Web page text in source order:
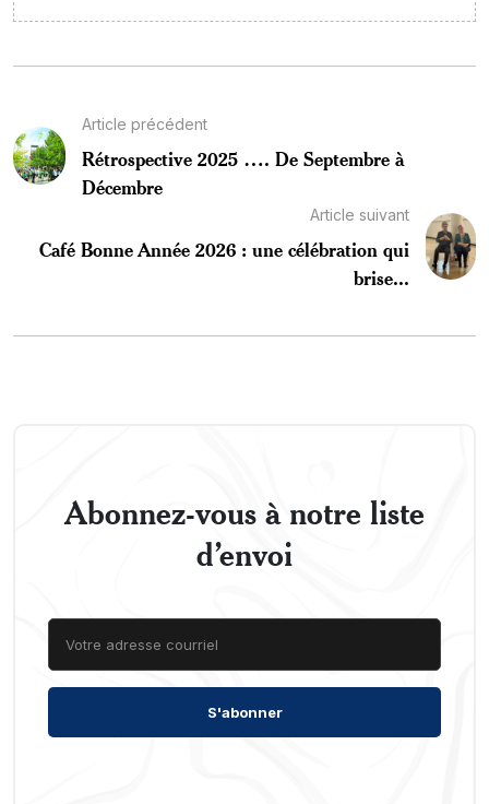
Article précédent
Rétrospective 2025 …. De Septembre à
Décembre
Article suivant
Café Bonne Année 2026 : une célébration qui
brise...
Abonnez-vous à notre liste
d’envoi